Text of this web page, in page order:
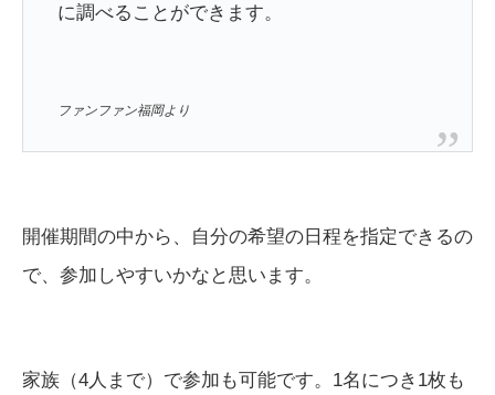
に調べることができます。
ファンファン福岡より
開催期間の中から、自分の希望の日程を指定できるの
で、参加しやすいかなと思います。
家族（4人まで）で参加も可能です。1名につき1枚も